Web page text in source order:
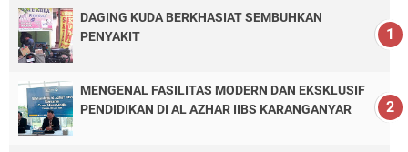
DAGING KUDA BERKHASIAT SEMBUHKAN
PENYAKIT
MENGENAL FASILITAS MODERN DAN EKSKLUSIF
PENDIDIKAN DI AL AZHAR IIBS KARANGANYAR